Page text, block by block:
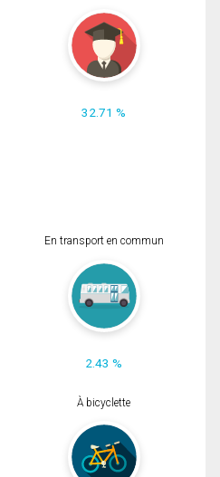
32.71 %
En transport en commun
2.43 %
À bicyclette